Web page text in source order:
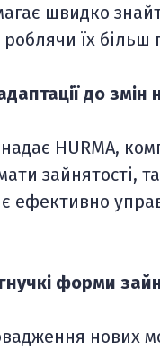
швидко
роблячи їх
до змін
HURMA,
зайнятості,
ефективно
форми
нових